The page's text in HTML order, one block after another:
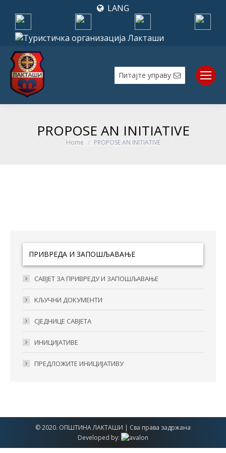
LANG
Питајте управу
PROPOSE AN INITIATIVE
You are here:
Home PROPOSE AN INITIATIVE
ПРИВРЕДА И ЗАПОШЉАВАЊЕ
САВЈЕТ ЗА ПРИВРЕДУ И ЗАПОШЉАВАЊЕ
КЉУЧНИ ДОКУМЕНТИ
СЈЕДНИЦЕ САВЈЕТА
ИНИЦИJAТИВE
ПРEДЛOЖИTE ИНИЦИJATИВУ
© 2020. ОПШТИНА ЛАКТАШИ | Сва права задржана
Developed by: